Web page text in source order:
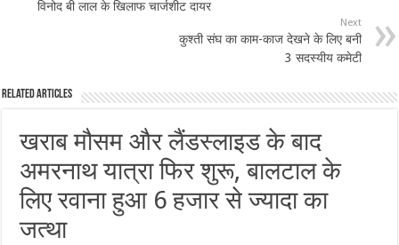
विनोद बी लाल के खिलाफ चार्जशीट दायर
Next
कुश्ती संघ का काम-काज देखने के लिए बनी
3 सदस्यीय कमेटी
Related Articles
खराब मौसम और लैंडस्लाइड के बाद
अमरनाथ यात्रा फिर शुरू, बालटाल के
लिए रवाना हुआ 6 हजार से ज्यादा का
जत्था